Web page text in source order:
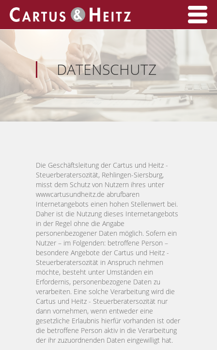
Startseite
DIE STEUERBERATUNG
LEISTUNGEN
PRIVATPERSONEN
GRÜNDUNGSBERATUNG
UNTERNEHMEN
KONTAKT
IMPRESSUM
Datenschutz
© 2018 Cartus & Heitz Steuersozietät GmbH
DATENSCHUTZ
Die Geschäftsleitung der Cartus und Heitz -
Steuerberatersozität, Rehlingen-Siersburg,
misst dem Schutz von Nutzern ihres unter
wwwcartusundheitz.de abrufbaren
Internetangebots einen hohen Stellenwert bei.
Daher ist die Nutzung dieses Internetangebots
in der Regel ohne die Angabe
personenbezogener Daten möglich. Sofern ein
Nutzer – im Folgenden: betroffene Person –
besondere Angebote der Cartus und Heitz -
Steuerberatersozität in Anspruch nehmen
möchte, besteht unter Umständen ein
Erfordernis, personenbezogene Daten zu
verarbeiten. Eine solche Verarbeitung wird die
Cartus und Heitz - Steuerberatersozität nur
dann vornehmen, wenn entweder eine
gesetzliche Erlaubnis hierfür vorhanden ist oder
die betroffene Person aktiv in die Verarbeitung
der ihr zuzuordnenden Daten eingewilligt hat.